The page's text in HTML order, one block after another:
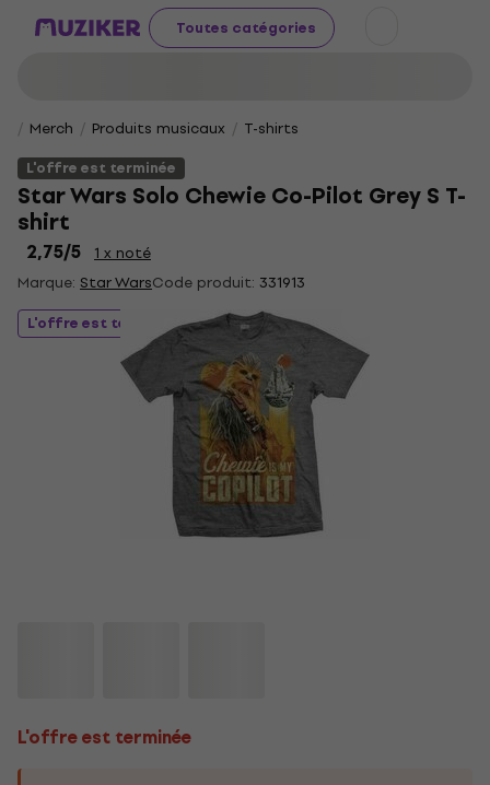
Toutes catégories
Merch Produits musicaux
T-shirts
L'offre est terminée
Star Wars Solo Chewie Co-Pilot Grey S T-
shirt
2,75/5
1 x noté
Marque: Star WarsCode produit: 331913
L'offre est terminée
L'offre est terminée